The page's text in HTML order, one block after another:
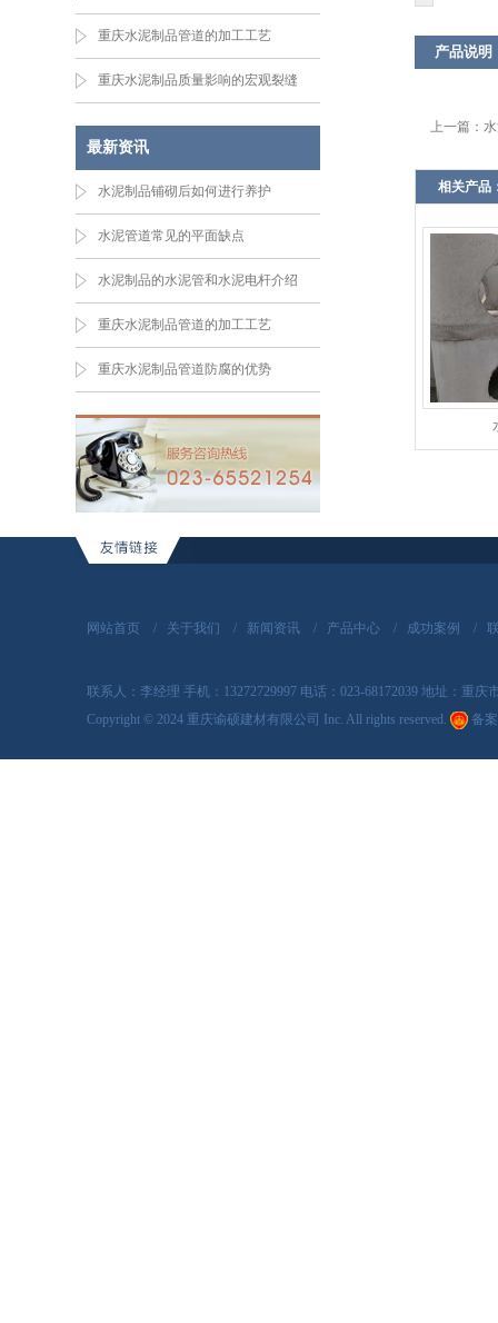
重庆水泥制品管道的加工工艺
重庆水泥制品质量影响的宏观裂缝
最新资讯
水泥制品铺砌后如何进行养护
水泥管道常见的平面缺点
水泥制品的水泥管和水泥电杆介绍
重庆水泥制品管道的加工工艺
重庆水泥制品管道防腐的优势
产品说明
上一篇：
相关产品
网站首页 / 关于我们 / 新闻资讯 / 产品中心 / 成功案例 /
联系人：李经理 手机：13272729997 电话：023-68172039 地址：重庆
Copyright © 2024 重庆谕硕建材有限公司 Inc. All rights reserved. 备